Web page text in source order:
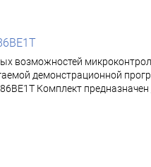
возможностей
демонстрационной
Комплект